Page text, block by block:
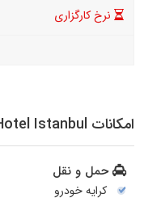
نرخ کارگزاری
امکانات Adelmar Hotel Istanbul
حمل و نقل
کرایه خودرو